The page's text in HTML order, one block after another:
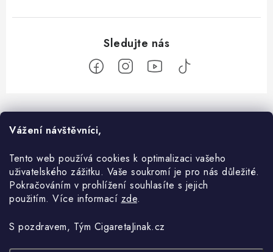
Vážení návštěvníci,
Tento web používá cookies k optimalizaci vašeho
uživatelského zážitku. Vaše soukromí je pro nás důležité.
Pokračováním v prohlížení souhlasíte s jejich
použitím. Více informací zde.
S pozdravem, Tým CigaretaJinak.cz
Z
á
O nás
Kontakt
O e-shopu
Obchodní podmínky
Ochrana osobních údajů
Vše o nákupu
Komunikace
Blog
Co je coil (žhavící hlava)?